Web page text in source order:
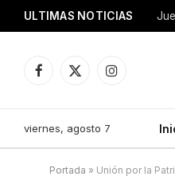
ULTIMAS NOTICIAS
Facebook
X
Instagram
viernes, agosto 7
Portada » Unión por la